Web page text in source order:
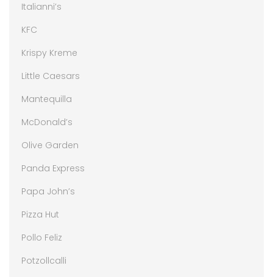
Italianni’s
KFC
Krispy Kreme
Little Caesars
Mantequilla
McDonald’s
Olive Garden
Panda Express
Papa John’s
Pizza Hut
Pollo Feliz
Potzollcalli